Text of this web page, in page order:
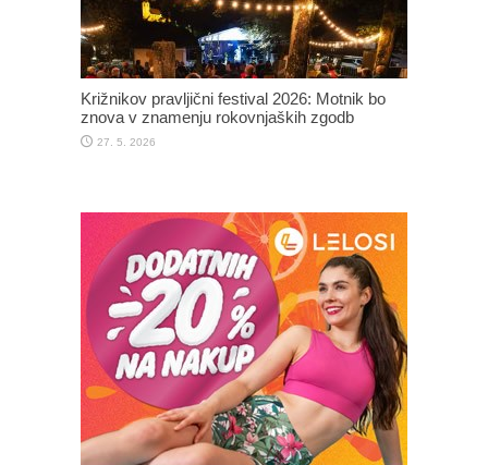
Križnikov pravljični festival 2026: Motnik bo
znova v znamenju rokovnjaških zgodb
27. 5. 2026